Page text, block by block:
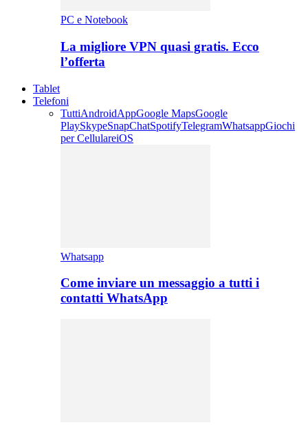
PC e Notebook
La migliore VPN quasi gratis. Ecco
l’offerta
Tablet
Telefoni
TuttiAndroidAppGoogle MapsGoogle
PlaySkypeSnapChatSpotifyTelegramWhatsappGiochi
per CellulareiOS
Whatsapp
Come inviare un messaggio a tutti i
contatti WhatsApp